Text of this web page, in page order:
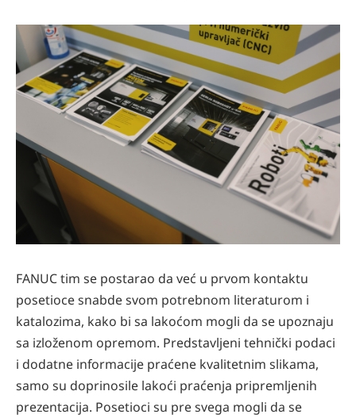
FANUC tim se postarao da već u prvom kontaktu
posetioce snabde svom potrebnom literaturom i
katalozima, kako bi sa lakoćom mogli da se upoznaju
sa izloženom opremom. Predstavljeni tehnički podaci
i dodatne informacije praćene kvalitetnim slikama,
samo su doprinosile lakoći praćenja pripremljenih
prezentacija. Posetioci su pre svega mogli da se